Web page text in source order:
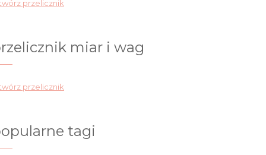
przelicznik
miar i wag
przelicznik
tagi